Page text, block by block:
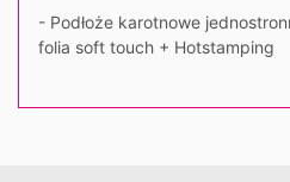
- Podłoże karotnowe
folia soft touch + Hotstamping